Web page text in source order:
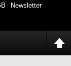
Newsletter